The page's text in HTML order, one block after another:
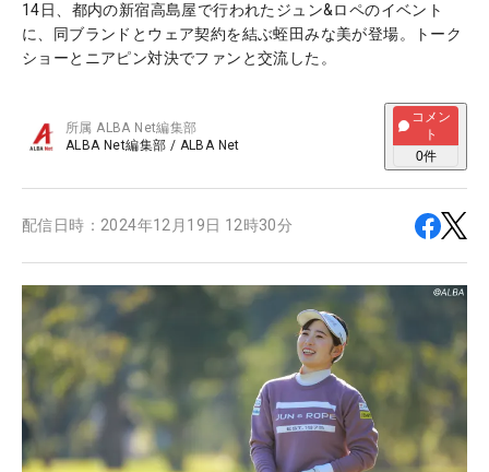
14日、都内の新宿高島屋で行われたジュン&ロペのイベント
に、同ブランドとウェア契約を結ぶ蛭田みな美が登場。トーク
ショーとニアピン対決でファンと交流した。
所属ALBA Net編集部
ALBA Net編集部 / ALBA Net
コメン
ト
0件
配信日時： 2024年12月19日 12時30分